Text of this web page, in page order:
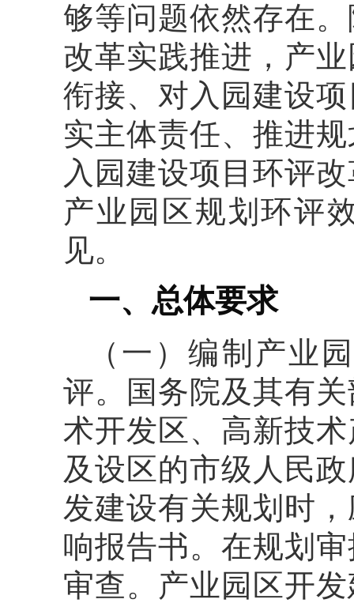
够等问题依然存在
改革实践推进，产
衔接、对入园建设
实主体责任、推进
入园建设项目环评
产业园区规划环评
见。
一、总体要求
（一）编制产业
评。国务院及其有
术开发区、高新技
及设区的市级人民
发建设有关规划时
响报告书。在规划
审查。产业园区开